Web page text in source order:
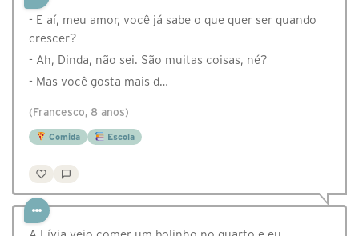
- E aí, meu amor, você já sabe o que quer ser quando
crescer?
- Ah, Dinda, não sei. São muitas coisas, né?
- Mas você gosta mais d…
(Francesco, 8 anos)
Comida Escola